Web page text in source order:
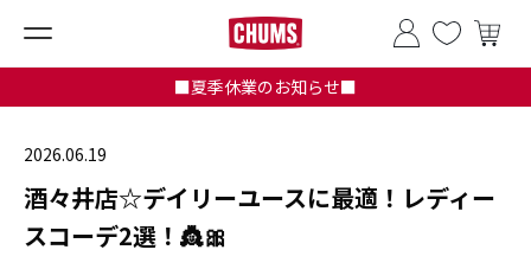
■夏季休業のお知らせ■
2026.06.19
酒々井店☆デイリーユースに最適！レディー
スコーデ2選！👸🎀